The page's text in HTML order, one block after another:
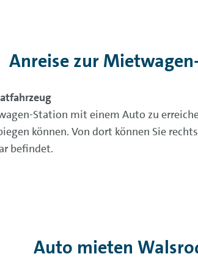
Anreise zur
Station mit einem Auto zu
können. Von dort können Sie
befindet.
Auto mieten